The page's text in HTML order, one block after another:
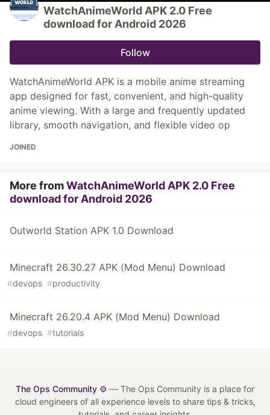
WatchAnimeWorld APK 2.0 Free
download for Android 2026
Follow
WatchAnimeWorld APK is a mobile anime streaming
app designed for fast, convenient, and high-quality
anime viewing. With a large and frequently updated
library, smooth navigation, and flexible video op
JOINED
More fromWatchAnimeWorld APK 2.0 Free
download for Android 2026
Outworld Station APK 1.0 Download
Minecraft 26.30.27 APK (Mod Menu) Download
#devops #productivity
Minecraft 26.20.4 APK (Mod Menu) Download
#devops #tutorials
The Ops Community ⚙️ — The Ops Community is a place for
cloud engineers of all experience levels to share tips & tricks,